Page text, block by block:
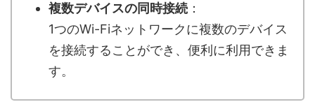
複数デバイスの同時接続 ：
1つのWi-Fiネットワークに複数のデバイス
を接続することができ、便利に利用できま
す。